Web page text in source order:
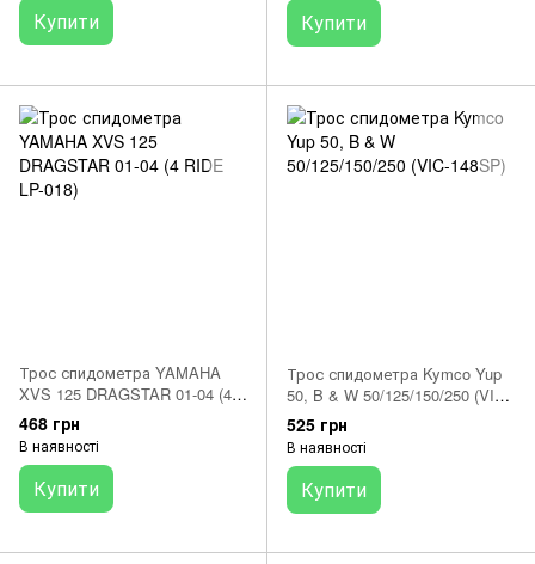
Купити Купити
Трос спидометра YAMAHA
XVS 125 DRAGSTAR 01-04 (4
RIDE LP-018)
468 грн
В наявності
Купити
Трос спидометра Kymco Yup
50, B & W 50/125/150/250 (VIC-
148SP)
525 грн
В наявності
Купити